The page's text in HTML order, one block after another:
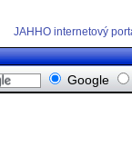
JAHHO internetový
Google